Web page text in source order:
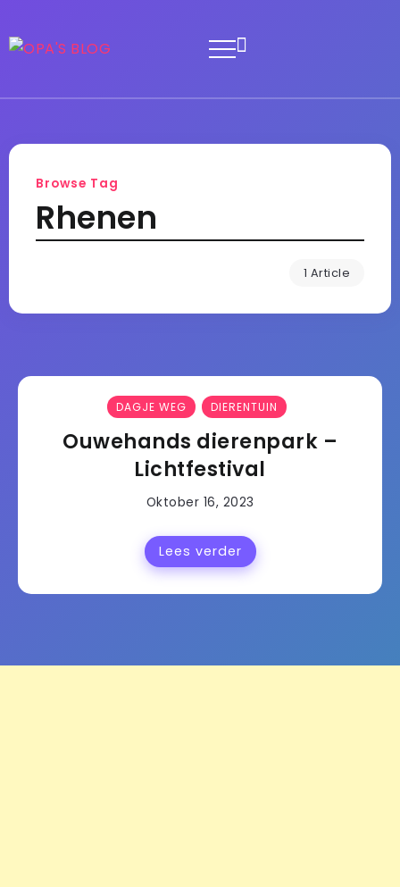
Browse Tag
Rhenen
1 Article
DAGJE WEG DIERENTUIN
Ouwehands dierenpark –
Lichtfestival
Oktober 16, 2023
Lees verder